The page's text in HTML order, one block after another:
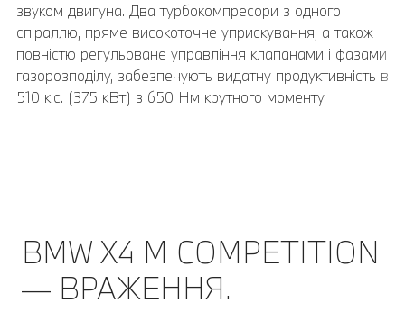
звуком двигуна. Два турбокомпресори з одного
спіраллю, пряме високоточне уприскування, а також
повністю регульоване управління клапанами і фазами
газорозподілу, забезпечують видатну продуктивність в
510 к.с. (375 кВт) з 650 Нм крутного моменту.
коліс 9,5J x 21 з шинами 255/40 ZR21, розмір задніх
коліс 10J x 21 з шинами 265/40 ZR21.
BMW X4 M COMPETITION
— ВРАЖЕННЯ.